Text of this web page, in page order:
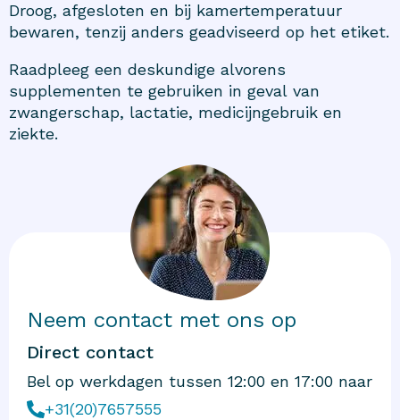
Droog, afgesloten en bij kamertemperatuur
bewaren, tenzij anders geadviseerd op het etiket.
Raadpleeg een deskundige alvorens
supplementen te gebruiken in geval van
zwangerschap, lactatie, medicijngebruik en
ziekte.
Neem contact met ons op
Direct contact
Bel op werkdagen tussen 12:00 en 17:00 naar
+31(20)7657555